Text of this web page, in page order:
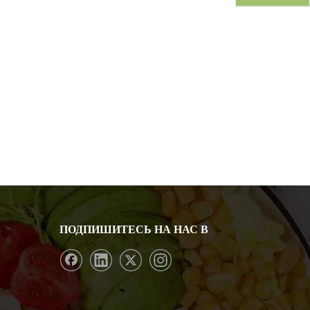
ПОДПИШИТЕСЬ НА НАС В